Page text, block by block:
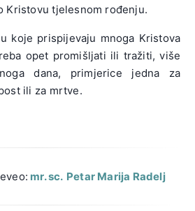
Kristovu tjelesnom rođenju.
koje prispijevaju mnoga Kristova
opet promišljati ili tražiti, više
dana, primjerice jedna za
ili za mrtve.
mr. sc. Petar Marija Radelj